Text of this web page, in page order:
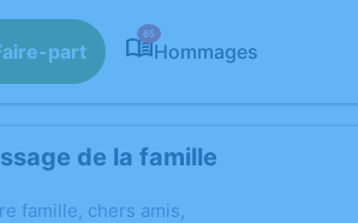
part
65
Hommages
de la famille
famille, chers amis,